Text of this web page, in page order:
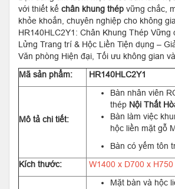
với thiết kế chân khung thép vững chắc,
khỏe khoắn, chuyên nghiệp cho không
HR140HLC2Y1: Chân Khung Thép Vững
Lửng Trang trí & Hộc Liền Tiện dụng –
Văn phòng Hiện đại, Tối ưu không gian
Mã sản phẩm:
HR140HLC2Y1
Mô tả chi tiết:
Bàn nhân viên
thép Nội Thất
Bàn làm việc
hộc liền mặt gỗ
Bàn có yếm tôn
Kích thước:
W1400 x D700 x H750
Mặt bàn và hộc